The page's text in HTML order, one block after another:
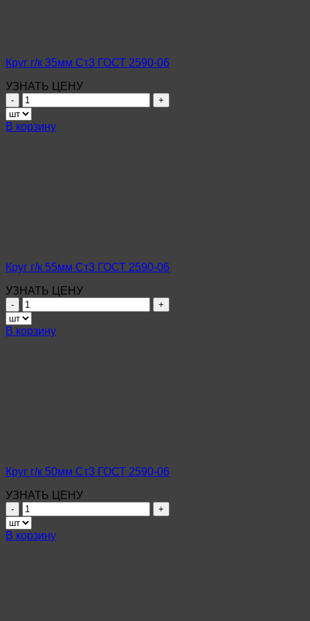
Круг г/к 35мм Ст3 ГОСТ 2590-06
УЗНАТЬ ЦЕНУ
Количество
товара
Круг
г/
В корзину
Круг г/к 55мм Ст3 ГОСТ 2590-06
УЗНАТЬ ЦЕНУ
Количество
товара
Круг
г/
В корзину
Круг г/к 50мм Ст3 ГОСТ 2590-06
УЗНАТЬ ЦЕНУ
Количество
товара
Круг
г/
В корзину